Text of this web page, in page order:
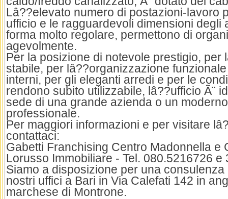
Lâ??elevato numero di postazioni-lavoro
ufficio e le ragguardevoli dimensioni degli
forma molto regolare, permettono di
agevolmente.
Per la posizione di notevole prestigio, per
stabile, per lâ??organizzazione
interni, per gli eleganti arredi e per le
rendono subito utilizzabile, lâ??ufficio Ã¨
sede di una grande azienda o un
professionale.
Per maggiori informazioni e per visitare
contattaci:
Gabetti Franchising Centro Madonnella e
Lorusso Immobiliare - Tel. 080.5216726 e
Siamo a disposizione per una
nostri uffici a Bari in Via Calefati 142 in
marchese di Montrone.